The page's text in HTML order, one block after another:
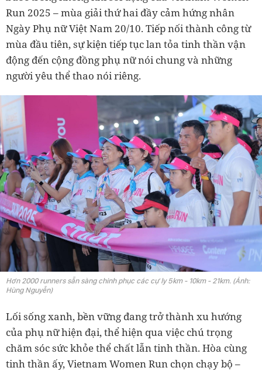
Run 2025 – mùa giải thứ hai đầy cảm hứng nhân
Ngày Phụ nữ Việt Nam 20/10. Tiếp nối thành công từ
mùa đầu tiên, sự kiện tiếp tục lan tỏa tinh thần vận
động đến cộng đồng phụ nữ nói chung và những
người yêu thể thao nói riêng.
Hơn 2000 runners sẵn sàng chinh phục các cự ly 5km - 10km - 21km. (Ảnh:
Hùng Nguyễn)
Lối sống xanh, bền vững đang trở thành xu hướng
của phụ nữ hiện đại, thể hiện qua việc chú trọng
chăm sóc sức khỏe thể chất lẫn tinh thần. Hòa cùng
tinh thần ấy, Vietnam Women Run chọn chạy bộ –